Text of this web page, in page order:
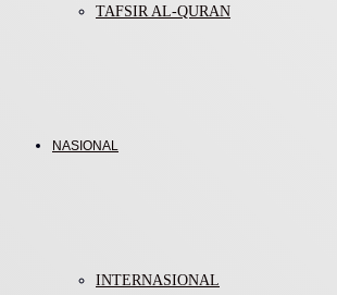
TAFSIR AL-QURAN
NASIONAL
INTERNASIONAL